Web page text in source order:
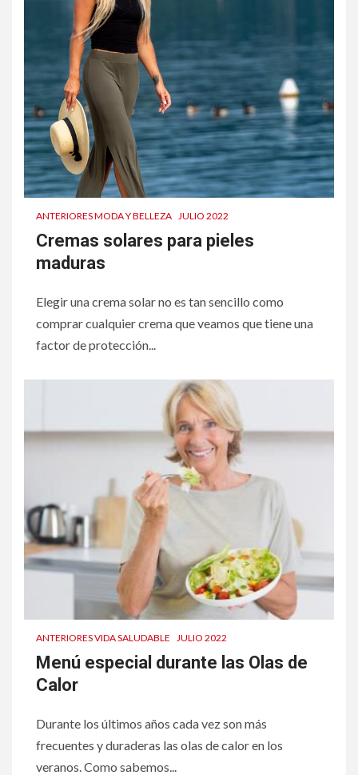
ANTERIORES MODA Y BELLEZA JULIO 2022
Cremas solares para pieles
maduras
Elegir una crema solar no es tan sencillo como
comprar cualquier crema que veamos que tiene una
factor de protección...
ANTERIORES VIDA SALUDABLE JULIO 2022
Menú especial durante las Olas de
Calor
Durante los últimos años cada vez son más
frecuentes y duraderas las olas de calor en los
veranos. Como sabemos...